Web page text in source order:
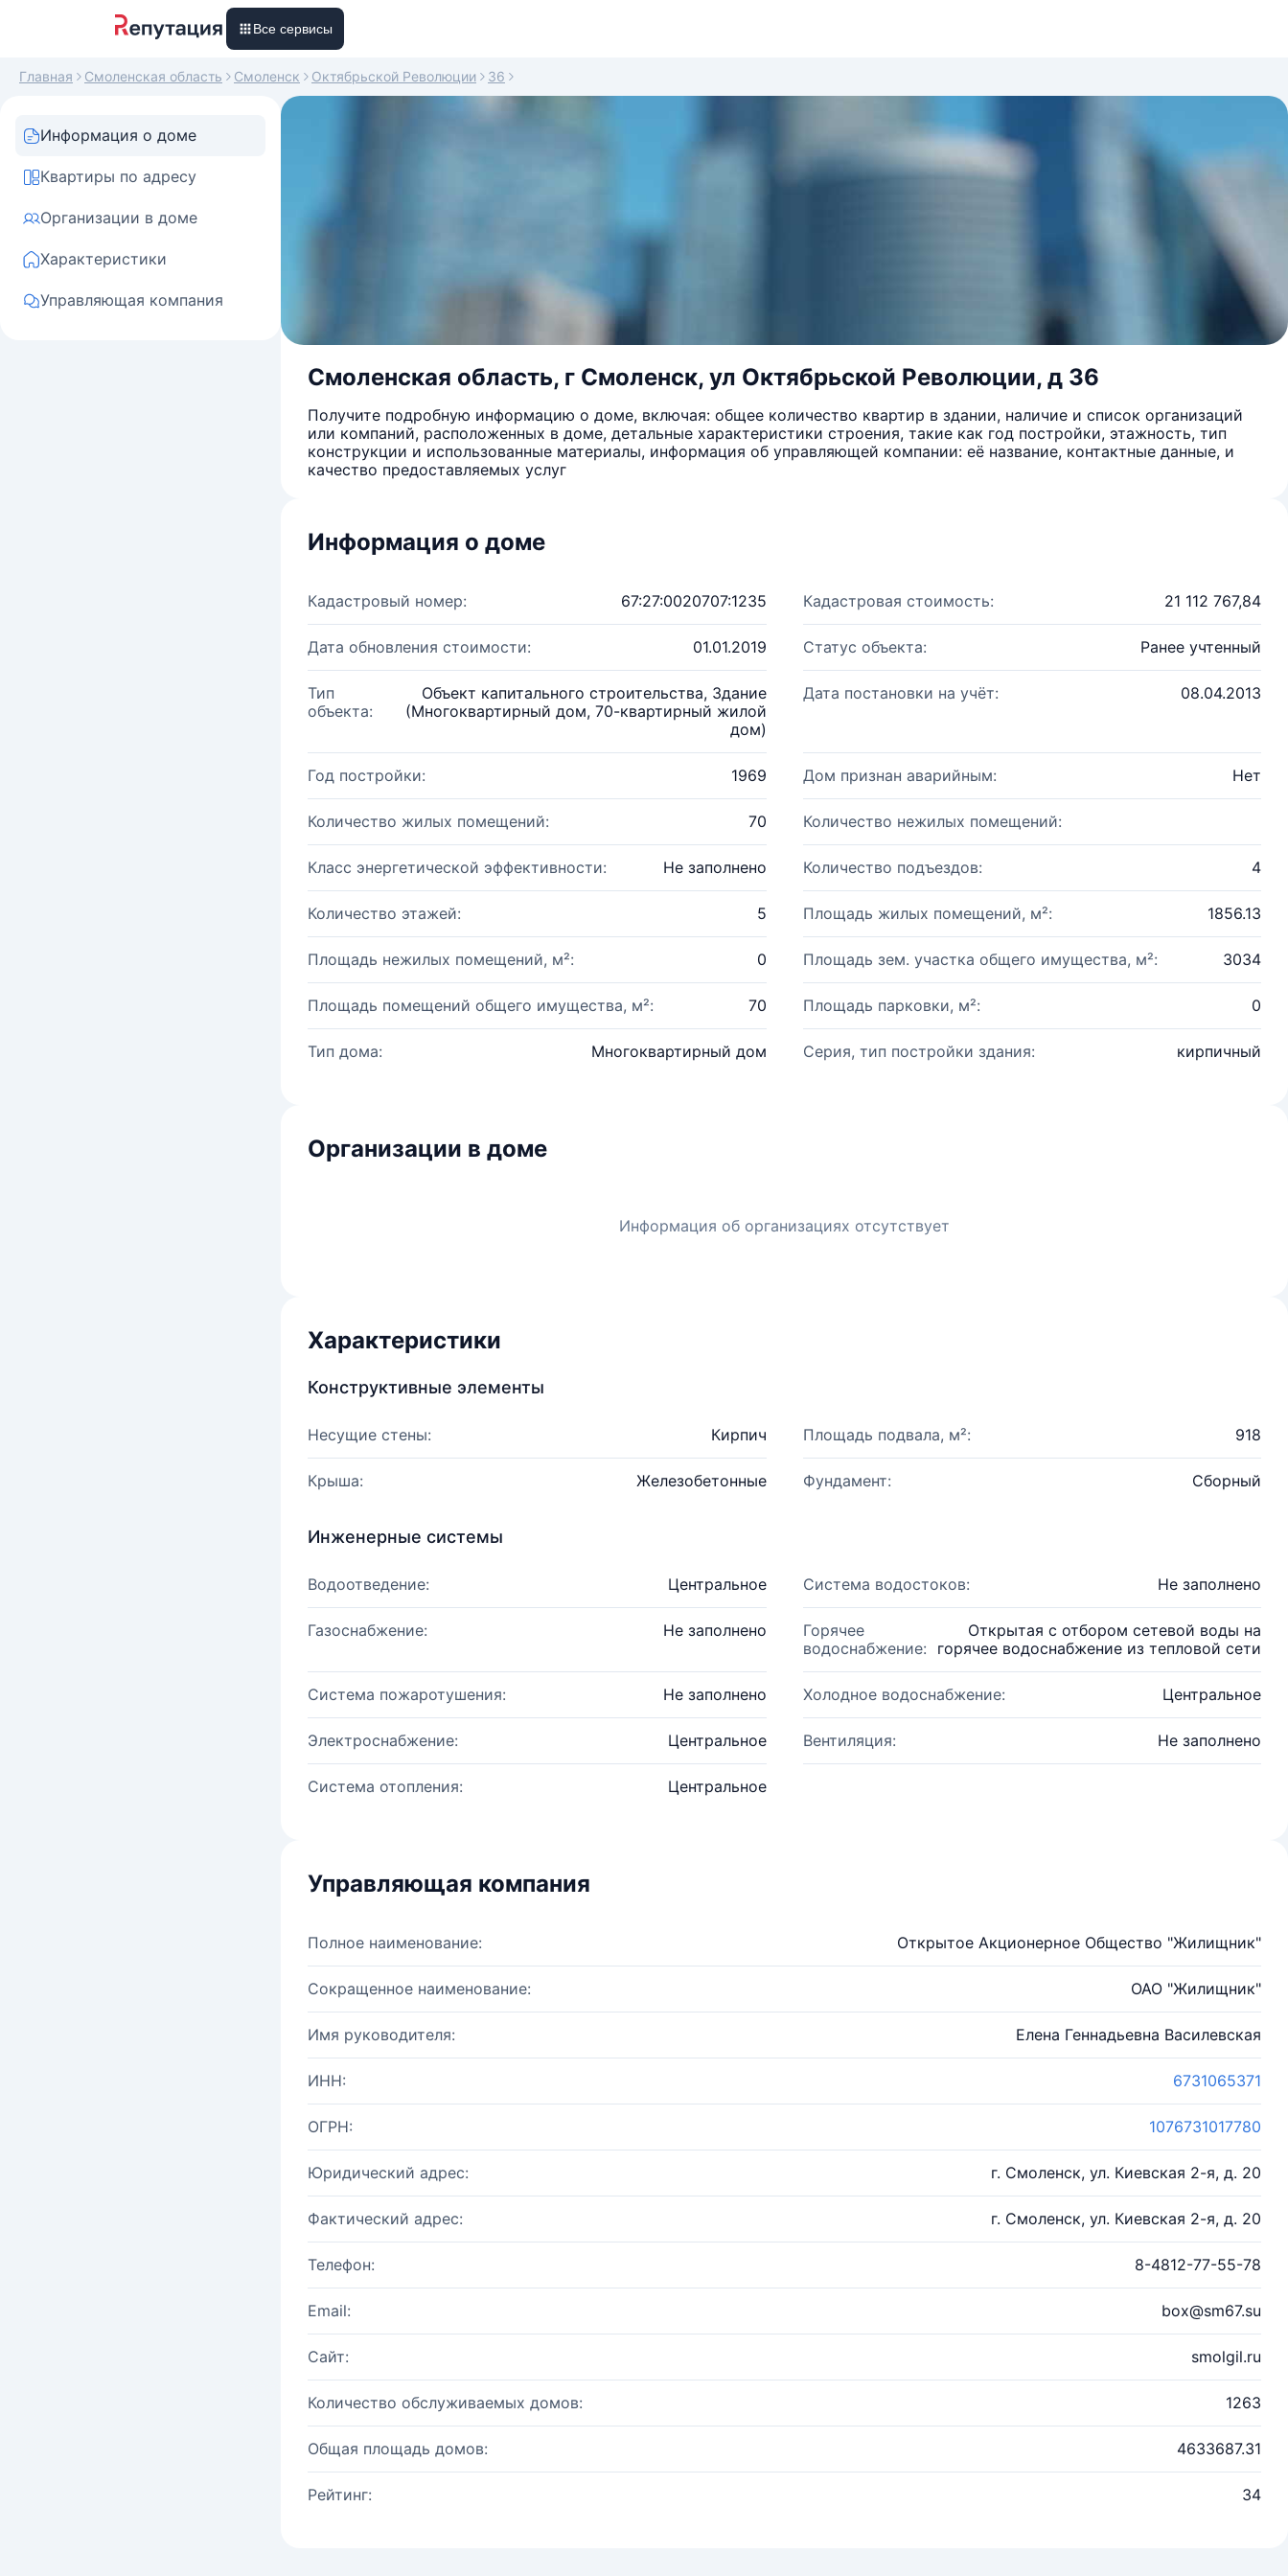
Все сервисы
Главная Смоленская область Смоленск Октябрьской Революции 36
Информация о доме
Квартиры по адресу
Организации в доме
Характеристики
Управляющая компания
Смоленская область, г Смоленск, ул Октябрьской Революции, д 36
Получите подробную информацию о доме, включая: общее количество квартир в здании, наличие и список организаций
или компаний, расположенных в доме, детальные характеристики строения, такие как год постройки, этажность, тип
конструкции и использованные материалы, информация об управляющей компании: её название, контактные данные, и
качество предоставляемых услуг
Информация о доме
Кадастровый номер: 67:27:0020707:1235 Кадастровая стоимость: 21 112 767,84
Дата обновления стоимости: 01.01.2019 Статус объекта: Ранее учтенный
Тип
объекта:
Объект капитального строительства, Здание
(Многоквартирный дом, 70-квартирный жилой
дом)
Дата постановки на учёт: 08.04.2013
Год постройки: 1969 Дом признан аварийным: Нет
Количество жилых помещений: 70 Количество нежилых помещений:
Класс энергетической эффективности: Не заполнено Количество подъездов: 4
Количество этажей: 5 Площадь жилых помещений, м²: 1856.13
Площадь нежилых помещений, м²: 0 Площадь зем. участка общего имущества, м²: 3034
Площадь помещений общего имущества, м²: 70 Площадь парковки, м²: 0
Тип дома: Многоквартирный дом Серия, тип постройки здания: кирпичный
Организации в доме
Информация об организациях отсутствует
Характеристики
Конструктивные элементы
Несущие стены: Кирпич Площадь подвала, м²: 918
Крыша: Железобетонные Фундамент: Сборный
Инженерные системы
Водоотведение: Центральное Система водостоков: Не заполнено
Газоснабжение: Не заполнено
Горячее
водоснабжение:
Открытая с отбором сетевой воды на
горячее водоснабжение из тепловой сети
Система пожаротушения: Не заполнено Холодное водоснабжение: Центральное
Электроснабжение: Центральное Вентиляция: Не заполнено
Система отопления: Центральное
Управляющая компания
Полное наименование: Открытое Акционерное Общество "Жилищник"
Сокращенное наименование: ОАО "Жилищник"
Имя руководителя: Елена Геннадьевна Василевская
ИНН: 6731065371
ОГРН: 1076731017780
Юридический адрес: г. Смоленск, ул. Киевская 2-я, д. 20
Фактический адрес: г. Смоленск, ул. Киевская 2-я, д. 20
Телефон: 8-4812-77-55-78
Email: box@sm67.su
Сайт: smolgil.ru
Количество обслуживаемых домов: 1263
Общая площадь домов: 4633687.31
Рейтинг: 34